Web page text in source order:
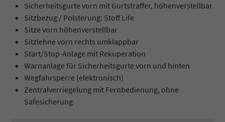
Sicherheitsgurte vorn mit Gurtstraffer, höhenverstellbar
Sitzbezug / Polsterung: Stoff Life
Sitze vorn höhenverstellbar
Sitzlehne vorn rechts umklappbar
Start/Stop-Anlage mit Rekuperation
Warnanlage für Sicherheitsgurte vorn und hinten
Wegfahrsperre (elektronisch)
Zentralverriegelung mit Fernbedienung, ohne
Safesicherung